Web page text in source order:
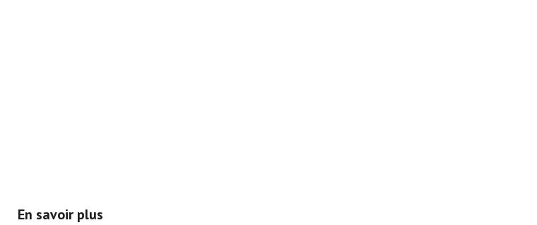
En savoir plus